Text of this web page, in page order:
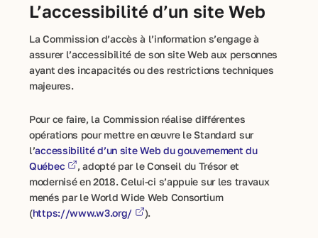
L’accessibilité d’un site Web
La Commission d’accès à l’information s’engage à
assurer l’accessibilité de son site Web aux personnes
ayant des incapacités ou des restrictions techniques
majeures.
Pour ce faire, la Commission réalise différentes
opérations pour mettre en œuvre le Standard sur
l’accessibilité d’un site Web du gouvernement du
Québec
, adopté par le Conseil du Trésor et
modernisé en 2018. Celui-ci s’appuie sur les travaux
menés par le World Wide Web Consortium
(https://www.w3.org/ ).